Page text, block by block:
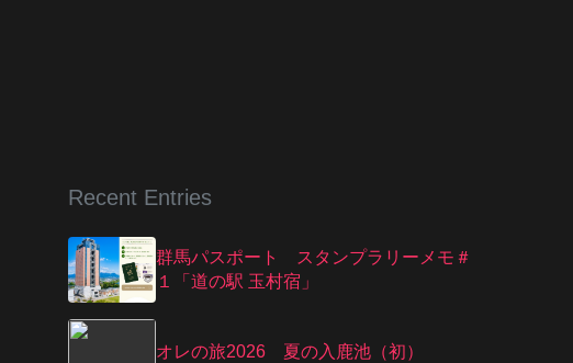
Recent Entries
群馬パスポート スタンプラリーメモ＃
１「道の駅 玉村宿」
オレの旅2026 夏の入鹿池（初）